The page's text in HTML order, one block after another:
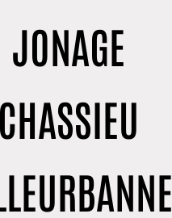
JONAGE
CHASSIEU